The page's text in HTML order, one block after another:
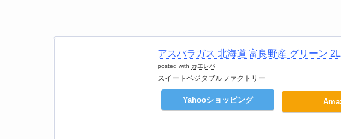
アスパラガス 北海道 富良野産 グリーン
posted with カエレバ
スイートベジタブルファクトリー
Yahooショッピング